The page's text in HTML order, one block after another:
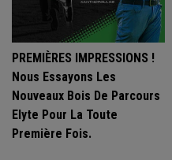
PREMIÈRES IMPRESSIONS !
Nous Essayons Les
Nouveaux Bois De Parcours
Elyte Pour La Toute
Première Fois.